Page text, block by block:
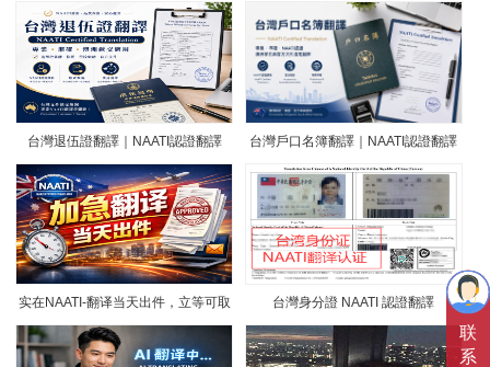
台灣退伍證翻譯｜NAATI認證翻譯 台灣戶口名簿翻譯｜NAATI認證翻譯
实在NAATI-翻译当天出件，立等可取 台灣身分證 NAATI 認證翻譯
联
系